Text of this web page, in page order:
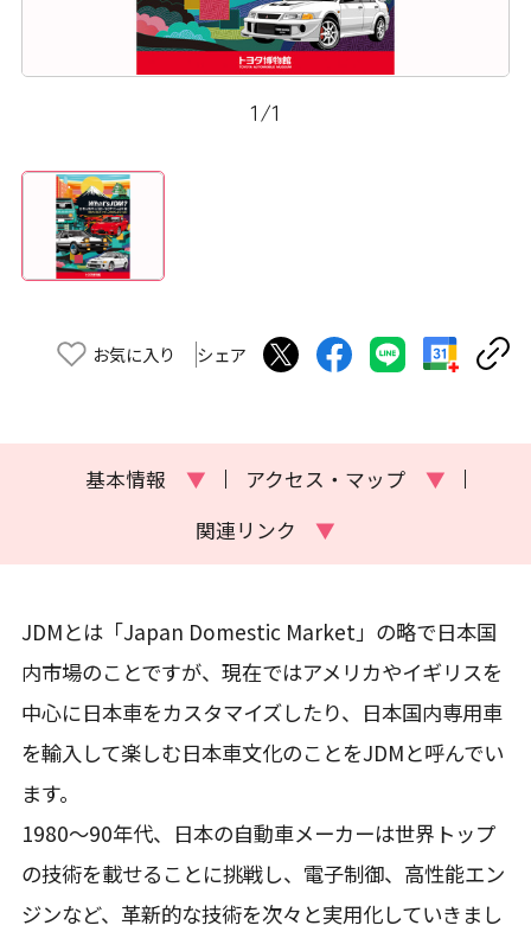
1/1
お気に入り シェア
基本情報 ▼ アクセス・マップ
▼
関連リンク
▼
JDMとは「Japan Domestic Market」の略で日本国
内市場のことですが、現在ではアメリカやイギリスを
中心に日本車をカスタマイズしたり、日本国内専用車
を輸入して楽しむ日本車文化のことをJDMと呼んでい
ます。
1980〜90年代、日本の自動車メーカーは世界トップ
の技術を載せることに挑戦し、電子制御、高性能エン
ジンなど、革新的な技術を次々と実用化していきまし